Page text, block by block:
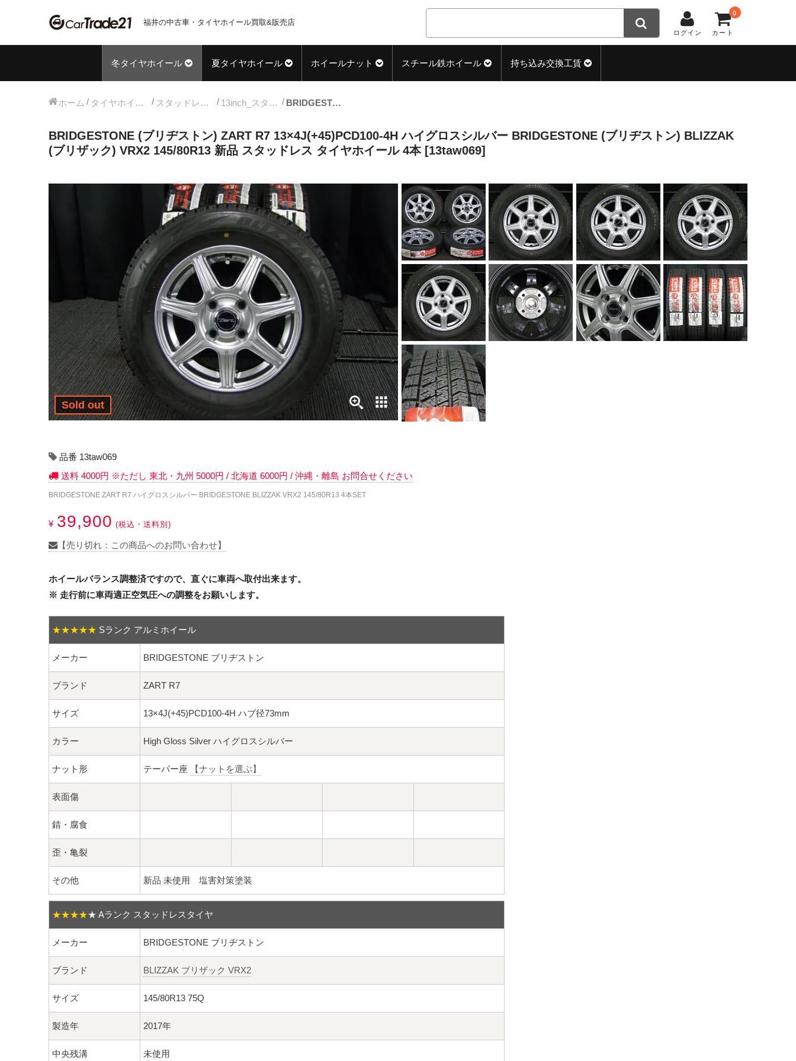
福井の中古車・タイヤホイール買取&販売店
ログイン カート
0
冬タイヤホイール 夏タイヤホイール ホイールナット スチール鉄ホイール 持ち込み交換工賃
ホーム タイヤホイールセット スタッドレス中古タイヤホイール 13inch_スタッドレス中古タイヤホイール BRIDGESTONE (ブリヂストン) ZART R7 13×4J(+45)PCD100-4H ハイグロスシルバー BRIDGESTONE (ブリヂストン) BLIZZAK (ブリザック) VRX2 145/80R13 新品 スタッドレス タイヤホイール 4本 [13taw069]
BRIDGESTONE (ブリヂストン) ZART R7 13×4J(+45)PCD100-4H ハイグロスシルバー BRIDGESTONE (ブリヂストン) BLIZZAK
(ブリザック) VRX2 145/80R13 新品 スタッドレス タイヤホイール 4本 [13taw069]
Sold out
品番 13taw069
送料 4000円 ※ただし 東北・九州 5000円 / 北海道 6000円 / 沖縄・離島 お問合せください
BRIDGESTONE ZART R7 ハイグロスシルバー BRIDGESTONE BLIZZAK VRX2 145/80R13 4本SET
¥ 39,900 (税込・送料別)
【売り切れ：この商品へのお問い合わせ】
ホイールバランス調整済ですので、直ぐに車両へ取付出来ます。
※ 走行前に車両適正空気圧への調整をお願いします。
★★★★★ Sランク アルミホイール
メーカー BRIDGESTONE ブリヂストン
ブランド ZART R7
サイズ 13×4J(+45)PCD100-4H ハブ径73mm
カラー High Gloss Silver ハイグロスシルバー
ナット形 テーパー座 【ナットを選ぶ】
表面傷
錆・腐食
歪・亀裂
その他 新品 未使用 塩害対策塗装
★★★★★ Aランク スタッドレスタイヤ
メーカー BRIDGESTONE ブリヂストン
ブランド BLIZZAK ブリザック VRX2
サイズ 145/80R13 75Q
製造年 2017年
中央残溝 未使用